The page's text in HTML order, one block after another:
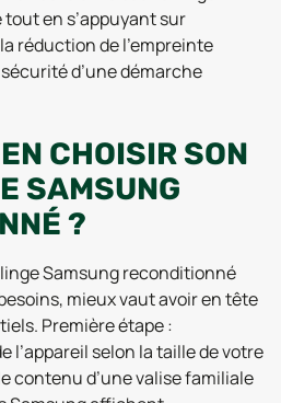
en s’appuyant sur
réduction de l’empreinte
d’une démarche
CHOISIR SON
SAMSUNG
?
Samsung reconditionné
mieux vaut avoir en tête
Première étape :
l’appareil selon la taille de votre
contenu d’une valise familiale